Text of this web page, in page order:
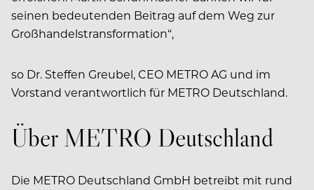
seinen bedeutenden Beitrag auf dem Weg zur
Großhandelstransformation“,
so Dr. Steffen Greubel, CEO METRO AG und im
Vorstand verantwortlich für METRO Deutschland.
Über METRO Deutschland
Die METRO Deutschland GmbH betreibt mit rund